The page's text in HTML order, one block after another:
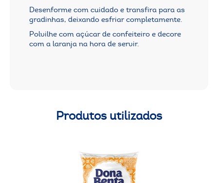
Desenforme com cuidado e transfira para as
gradinhas, deixando esfriar completamente.
Polvilhe com açúcar de confeiteiro e decore
com a laranja na hora de servir.
Produtos utilizados